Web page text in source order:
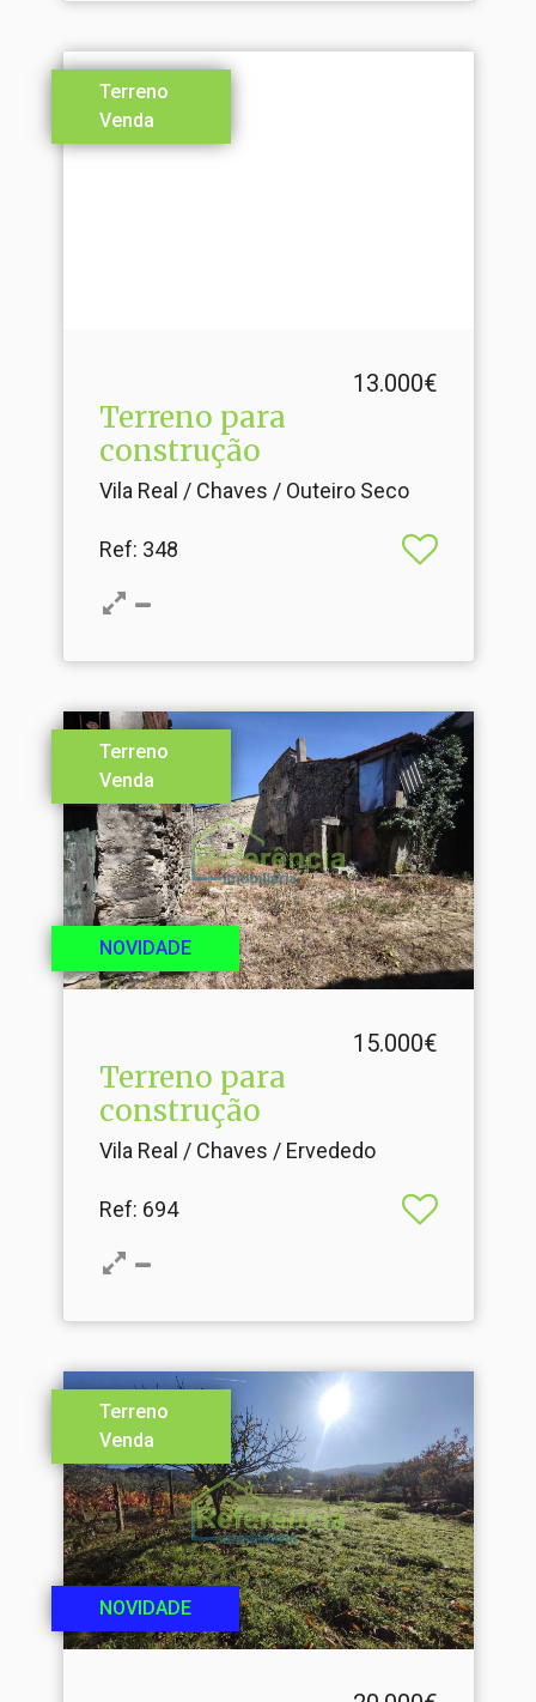
Terreno
Venda
13.000€
Terreno para
construção
Vila Real / Chaves / Outeiro Seco
Ref: 348
Terreno
Venda
NOVIDADE
15.000€
Terreno para
construção
Vila Real / Chaves / Ervededo
Ref: 694
Terreno
Venda
NOVIDADE